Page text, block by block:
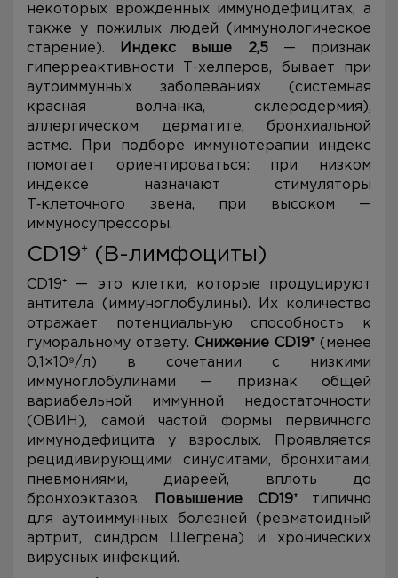
некоторых врожденных иммунодефицитах, а
также у пожилых людей (иммунологическое
старение).
Индекс выше 2,5— признак
гиперреактивности Т-хелперов, бывает при
аутоиммунных заболеваниях (системная
красная волчанка, склеродермия),
аллергическом дерматите, бронхиальной
астме. При подборе иммунотерапии индекс
помогает ориентироваться: при низком
индексе назначают стимуляторы
Т‑клеточного звена, при высоком —
иммуносупрессоры.
CD19⁺ (В-лимфоциты)
CD19⁺ — это клетки, которые продуцируют
антитела (иммуноглобулины). Их количество
отражает потенциальную способность к
гуморальному ответу. Снижение CD19⁺(менее
0,1×10⁹/л) в сочетании с низкими
иммуноглобулинами — признак общей
вариабельной иммунной недостаточности
(ОВИН), самой частой формы первичного
иммунодефицита у взрослых. Проявляется
рецидивирующими синуситами, бронхитами,
пневмониями, диареей, вплоть до
бронхоэктазов.
Повышение CD19⁺ типично
для аутоиммунных болезней (ревматоидный
артрит, синдром Шегрена) и хронических
вирусных инфекций.